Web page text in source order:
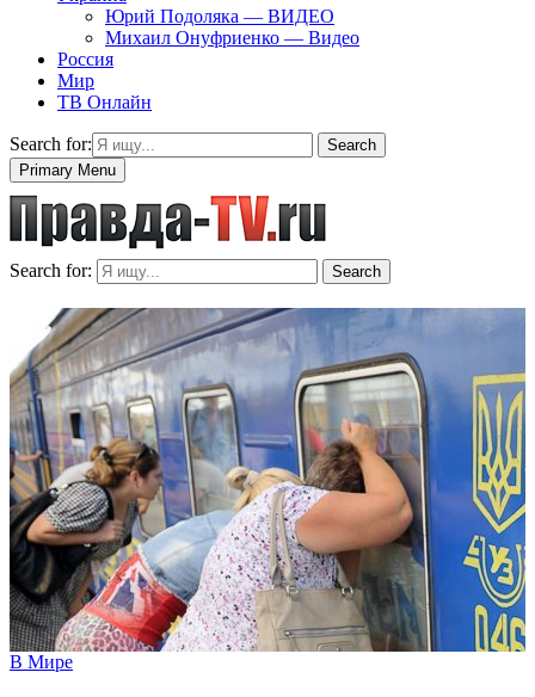
Юрий Подоляка — ВИДЕО
Михаил Онуфриенко — Видео
Россия
Мир
ТВ Онлайн
Search for:
Search
Primary Menu
Search for: Search
В Мире